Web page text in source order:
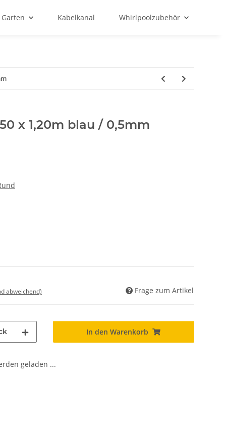
Garten Kabelkanal Whirlpoolzubehör
x 1,20m blau / 0,5mm
abweichend) Frage zum Artikel
In den Warenkorb
geladen ...